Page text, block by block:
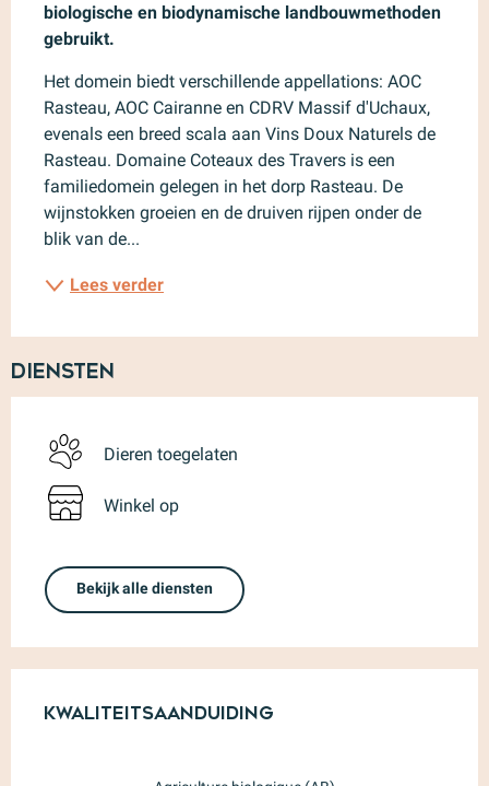
biologische en biodynamische landbouwmethoden
gebruikt.
Het domein biedt verschillende appellations: AOC
Rasteau, AOC Cairanne en CDRV Massif d'Uchaux,
evenals een breed scala aan Vins Doux Naturels de
Rasteau. Domaine Coteaux des Travers is een
familiedomein gelegen in het dorp Rasteau. De
wijnstokken groeien en de druiven rijpen onder de
blik van de...
Lees verder
Diensten
Dieren toegelaten
Winkel op
Bekijk alle diensten
Kwaliteitsaanduiding
Kwaliteitsaanduiding